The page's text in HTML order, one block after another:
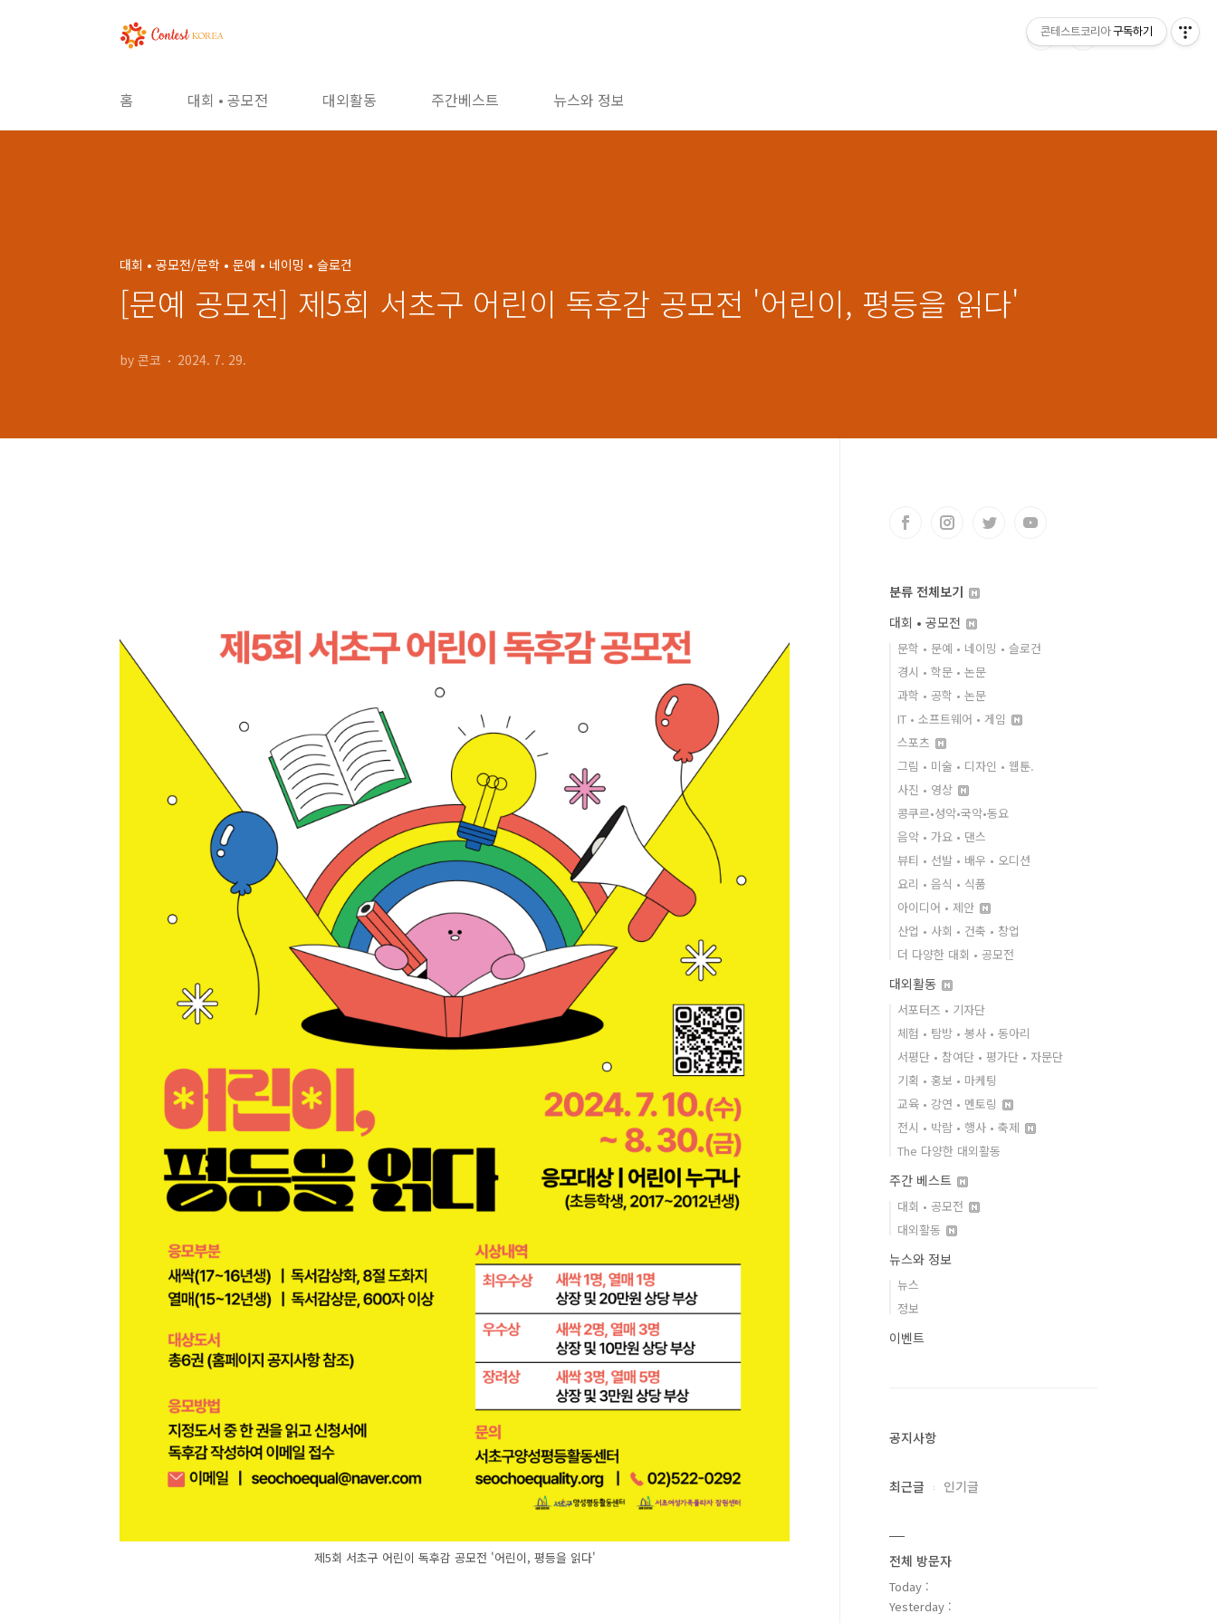
홈 대회 • 공모전 대외활동 주간베스트 뉴스와 정보
대회 • 공모전/문학 • 문예 • 네이밍 • 슬로건
[문예 공모전] 제5회 서초구 어린이 독후감 공모전 '어린이, 평등을 읽다'
by 콘코 2024. 7. 29.
제5회 서초구 어린이 독후감 공모전 '어린이, 평등을 읽다'
분류 전체보기
대회 • 공모전
문학 • 문예 • 네이밍 • 슬로건
경시 • 학문 • 논문
과학 • 공학 • 논문
IT • 소프트웨어 • 게임
스포츠
그림 • 미술 • 디자인 • 웹툰.
사진 • 영상
콩쿠르•성악•국악•동요
음악 • 가요 • 댄스
뷰티 • 선발 • 배우 • 오디션
요리 • 음식 • 식품
아이디어 • 제안
산업 • 사회 • 건축 • 창업
더 다양한 대회 • 공모전
대외활동
서포터즈 • 기자단
체험 • 탐방 • 봉사 • 동아리
서평단 • 참여단 • 평가단 • 자문단
기획 • 홍보 • 마케팅
교육 • 강연 • 멘토링
전시 • 박람 • 행사 • 축제
The 다양한 대외활동
주간 베스트
대회 • 공모전
대외활동
뉴스와 정보
뉴스
정보
이벤트
공지사항
최근글 인기글
전체 방문자
Today :
Yesterday :
콘테스트코리아 구독하기